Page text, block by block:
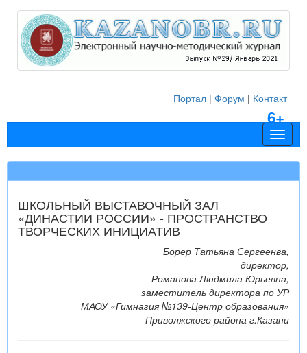
Портал | Форум | Контакт
6+
ШКОЛЬНЫЙ ВЫСТАВОЧНЫЙ ЗАЛ
«ДИНАСТИИ РОССИИ» - ПРОСТРАНСТВО
ТВОРЧЕСКИХ ИНИЦИАТИВ
Борер Татьяна Сергеенва,
директор,
Романова Людмила Юрьевна,
заместитель директора по УР
МАОУ «Гимназия №139-Центр образования»
Приволжского района г.Казани